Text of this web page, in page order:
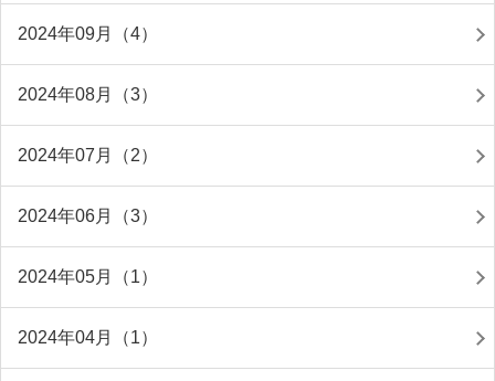
2024年09月（4）
2024年08月（3）
2024年07月（2）
2024年06月（3）
2024年05月（1）
2024年04月（1）